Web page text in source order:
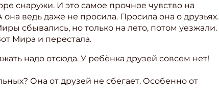
снаружи. И это самое прочное чувство на
ведь даже не просила. Просила она о друзьях.
сбывались, но только на лето, потом уезжали.
Мира и перестала.
надо отсюда. У ребёнка друзей совсем нет!
Она от друзей не сбегает. Особенно от